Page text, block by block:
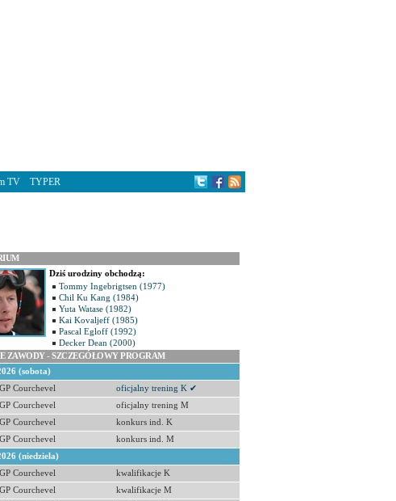
Dziś urodziny obchodzą:
Tommy Ingebrigtsen (1977)
Chil Ku Kang (1984)
Yuta Watase (1982)
Kai Kovaljeff (1985)
Pascal Egloff (1992)
Decker Dean (2000)
ZAWODY - SZCZEGÓŁOWY PROGRAM
(sobota)
Courchevel
oficjalny trening K ✔
Courchevel
oficjalny trening M
Courchevel
konkurs ind. K
Courchevel
konkurs ind. M
(niedziela)
Courchevel
kwalifikacje K
Courchevel
kwalifikacje M
TV TYPER